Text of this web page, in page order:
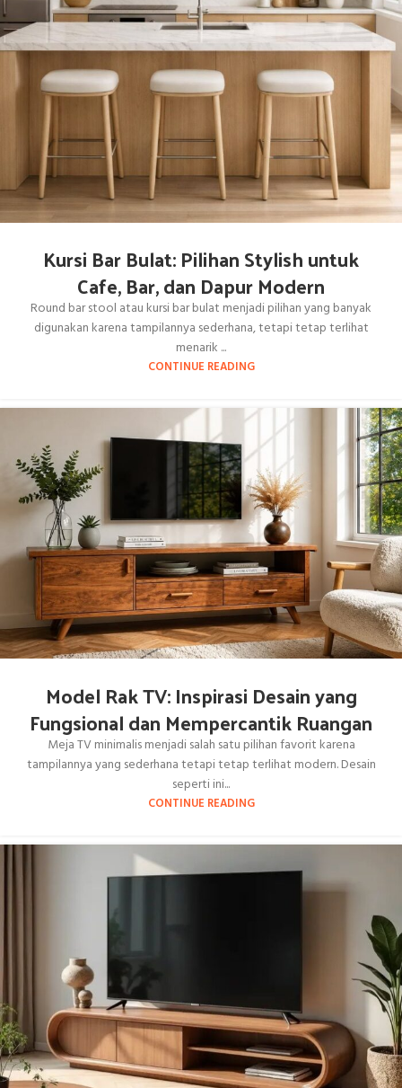
Kursi Bar Bulat: Pilihan Stylish untuk
Cafe, Bar, dan Dapur Modern
Round bar stool atau kursi bar bulat menjadi pilihan yang banyak
digunakan karena tampilannya sederhana, tetapi tetap terlihat
menarik ...
CONTINUE READING
Model Rak TV: Inspirasi Desain yang
Fungsional dan Mempercantik Ruangan
Meja TV minimalis menjadi salah satu pilihan favorit karena
tampilannya yang sederhana tetapi tetap terlihat modern. Desain
seperti ini...
CONTINUE READING